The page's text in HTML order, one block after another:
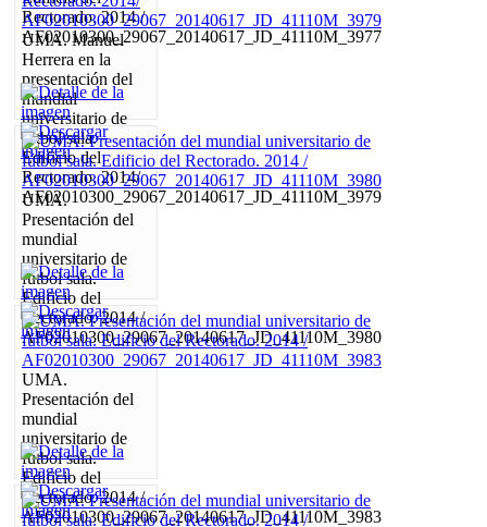
Rectorado. 2014 /
AF02010300_29067_20140617_JD_41110M_3977
UMA. Manuel
Herrera en la
presentación del
mundial
universitario de
fútbol sala.
Edificio del
Rectorado. 2014/
AF02010300_29067_20140617_JD_41110M_3979
UMA.
Presentación del
mundial
universitario de
fútbol sala.
Edificio del
Rectorado. 2014 /
AF02010300_29067_20140617_JD_41110M_3980
UMA.
Presentación del
mundial
universitario de
fútbol sala.
Edificio del
Rectorado. 2014 /
AF02010300_29067_20140617_JD_41110M_3983